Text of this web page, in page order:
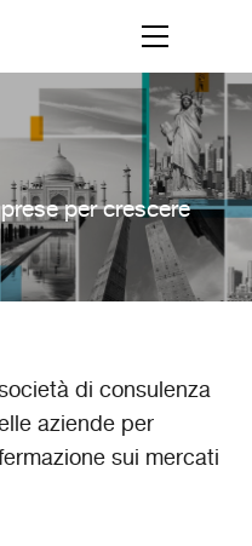
per crescere
di consulenza
aziende per
sui mercati